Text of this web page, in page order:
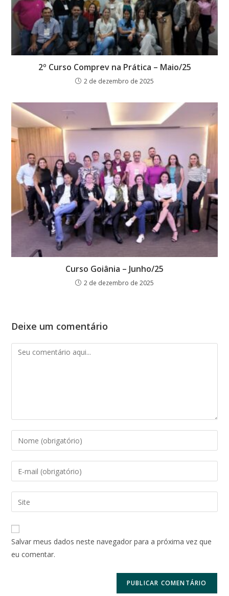
2º Curso Comprev na Prática – Maio/25
2 de dezembro de 2025
Curso Goiânia – Junho/25
2 de dezembro de 2025
Deixe um comentário
Comentário
Digite
seu
nome
ou
de
usuário
para
comentar
Digite
seu
endereço
de
mail
para
comentar
Digite
o
URL
do
Salvar meus dados neste navegador para a próxima vez que
eu comentar.